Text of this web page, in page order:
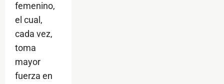
femenino,
el cual,
cada vez,
toma
mayor
fuerza en